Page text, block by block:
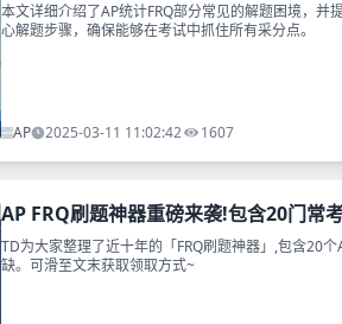
本文详细介绍了AP统计FRQ部分常见的解题困境，并
心解题步骤，确保能够在考试中抓住所有采分点。
AP 2025-03-11 11:02:42 1607
AP FRQ刷题神器重磅来袭!包含20门常
TD为大家整理了近十年的「FRQ刷题神器」,包含20
缺。可滑至文末获取领取方式~